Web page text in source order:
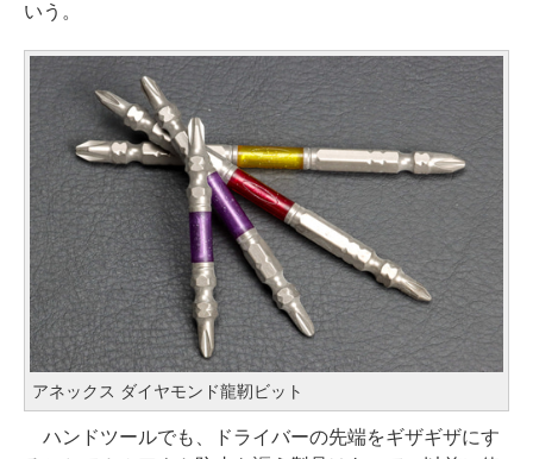
いう。
アネックス ダイヤモンド龍靭ビット
ハンドツールでも、ドライバーの先端をギザギザにす